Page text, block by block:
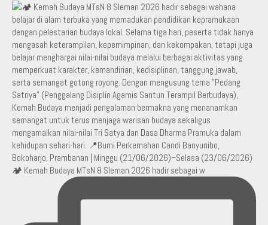
🏕️ Kemah Budaya MTsN 8 Sleman 2026 hadir sebagai w